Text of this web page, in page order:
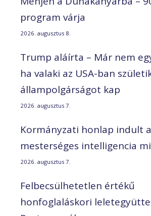
program várja
2026. augusztus 8.
Trump aláírta – Már nem
ha valaki az USA-ban
állampolgárságot kap
2026. augusztus 7.
Kormányzati honlap indult a
mesterséges intelligencia
2026. augusztus 7.
Felbecsülhetetlen értékű
honfoglaláskori